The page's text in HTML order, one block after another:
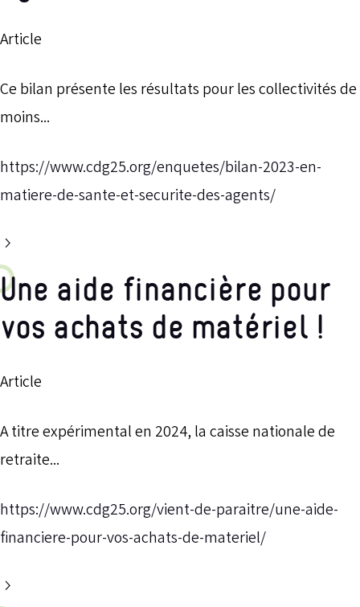
Article
Ce bilan présente les résultats pour les collectivités de
moins...
https://www.cdg25.org/enquetes/bilan-2023-en-
matiere-de-sante-et-securite-des-agents/
Une aide financière pour
vos achats de matériel !
Article
A titre expérimental en 2024, la caisse nationale de
retraite...
https://www.cdg25.org/vient-de-paraitre/une-aide-
financiere-pour-vos-achats-de-materiel/